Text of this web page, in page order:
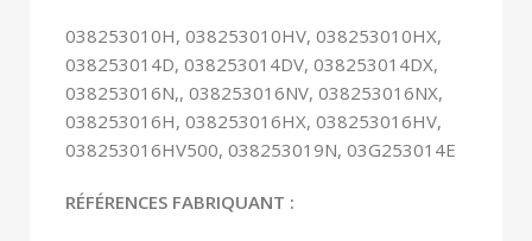
038253010H, 038253010HV, 038253010HX,
038253014D, 038253014DV, 038253014DX,
038253016N,, 038253016NV, 038253016NX,
038253016H, 038253016HX, 038253016HV,
038253016HV500, 038253019N, 03G253014E
RÉFÉRENCES FABRIQUANT :